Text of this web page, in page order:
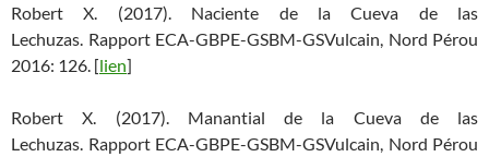
Robert X. (2017). Naciente de la Cueva de las
Lechuzas. Rapport ECA-GBPE-GSBM-GSVulcain, Nord Pérou
2016: 126. [lien]
Robert X. (2017). Manantial de la Cueva de las
Lechuzas. Rapport ECA-GBPE-GSBM-GSVulcain, Nord Pérou